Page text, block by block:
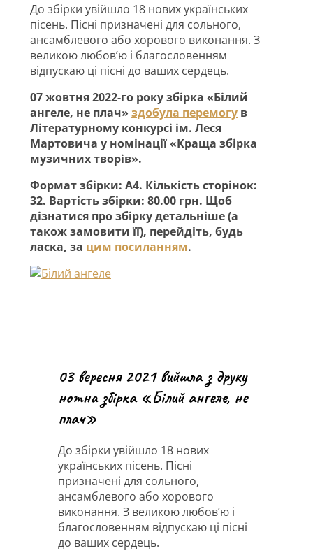
До збірки увійшло 18 нових українських
пісень. Пісні призначені для сольного,
ансамблевого або хорового виконання. З
великою любов’ю і благословенням
відпускаю ці пісні до ваших сердець.
07 жовтня 2022-го року збірка «Білий
ангеле, не плач» здобула перемогу в
Літературному конкурсі ім. Леся
Мартовича у номінації «Краща збірка
музичних творів».
Формат збірки: А4. Кількість сторінок:
32. Вартість збірки: 80.00 грн. Щоб
дізнатися про збірку детальніше (а
також замовити її), перейдіть, будь
ласка, за цим посиланням.
03 вересня 2021 вийшла з друку
нотна збірка «Білий ангеле, не
плач»
До збірки увійшло 18 нових
українських пісень. Пісні
призначені для сольного,
ансамблевого або хорового
виконання. З великою любов’ю і
благословенням відпускаю ці пісні
до ваших сердець.